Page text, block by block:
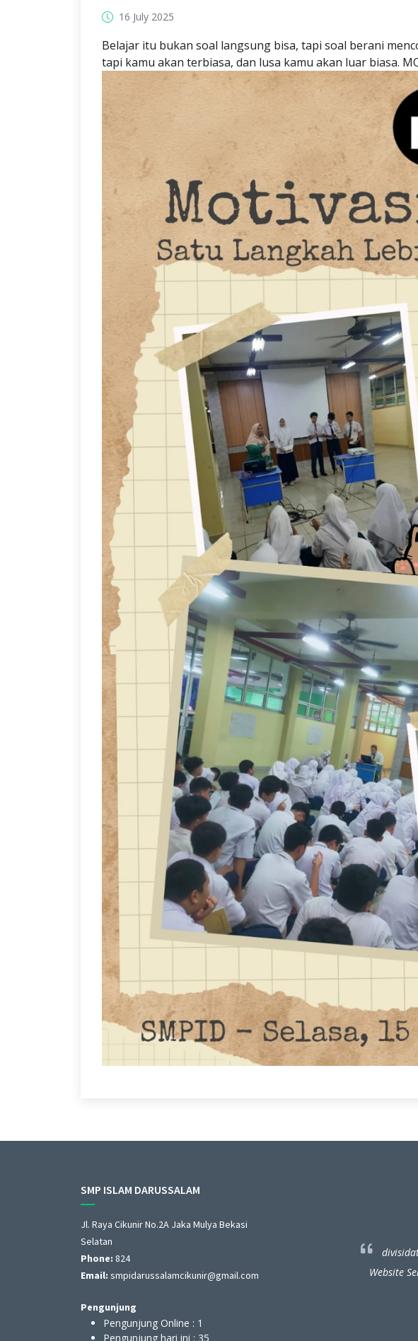
16 July 2025
Belajar itu bukan soal langsung bisa, tapi soal berani
tapi kamu akan terbiasa, dan lusa kamu akan luar biasa.
SMP ISLAM DARUSSALAM
Jl. Raya Cikunir No.2A Jaka Mulya Bekasi
Selatan
Phone: 824
Email: smpidarussalamcikunir@gmail.com
Pengunjung
Pengunjung Online : 1
Pengunjung hari ini : 35
Madrasah hasil dari Pelatihan Pembuatan
cms Balitbang maupun opensource
Website